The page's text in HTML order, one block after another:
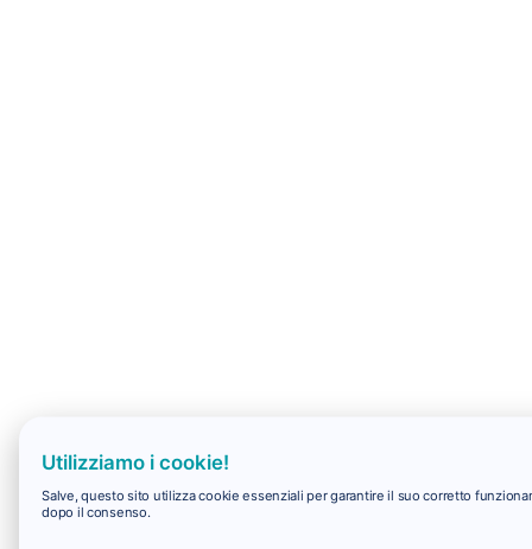
Utilizziamo i cookie!
Salve, questo sito utilizza cookie essenziali per garantire il suo corretto
dopo il consenso.